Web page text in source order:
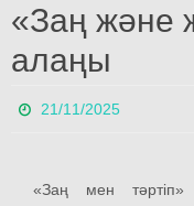
«Заң және
алаңы
21/11/2025
«Заң мен тәртіп»